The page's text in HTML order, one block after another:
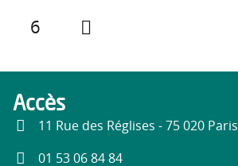
6
Accès
11 Rue des Réglises - 75 020 Paris
01 53 06 84 84